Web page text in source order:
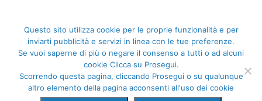
FederCUSI: Federazione Italiana dello Sport Universitario - Via
Angelo Brofferio, 7 - 00195 Roma - C.F. 80109270589
Questo sito utilizza cookie per le proprie funzionalità e per
inviarti pubblicità e servizi in linea con le tue preferenze.
Se vuoi saperne di più o negare il consenso a tutti o ad alcuni
cookie Clicca su Prosegui.
Scorrendo questa pagina, cliccando Prosegui o su qualunque
altro elemento della pagina acconsenti all'uso dei cookie